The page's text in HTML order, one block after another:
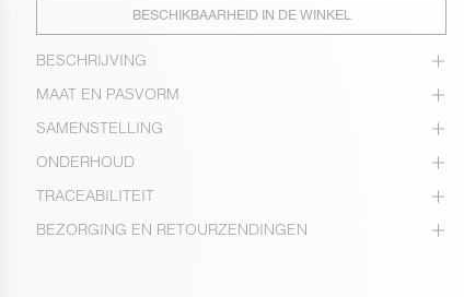
BESCHIKBAARHEID IN DE WINKEL
BESCHRIJVING
MAAT EN PASVORM
SAMENSTELLING
ONDERHOUD
TRACEABILITEIT
BEZORGING EN RETOURZENDINGEN